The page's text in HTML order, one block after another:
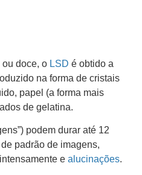
doce, o LSD é obtido a
na forma de cristais
papel (a forma mais
de gelatina.
podem durar até 12
padrão de imagens,
e alucinações.